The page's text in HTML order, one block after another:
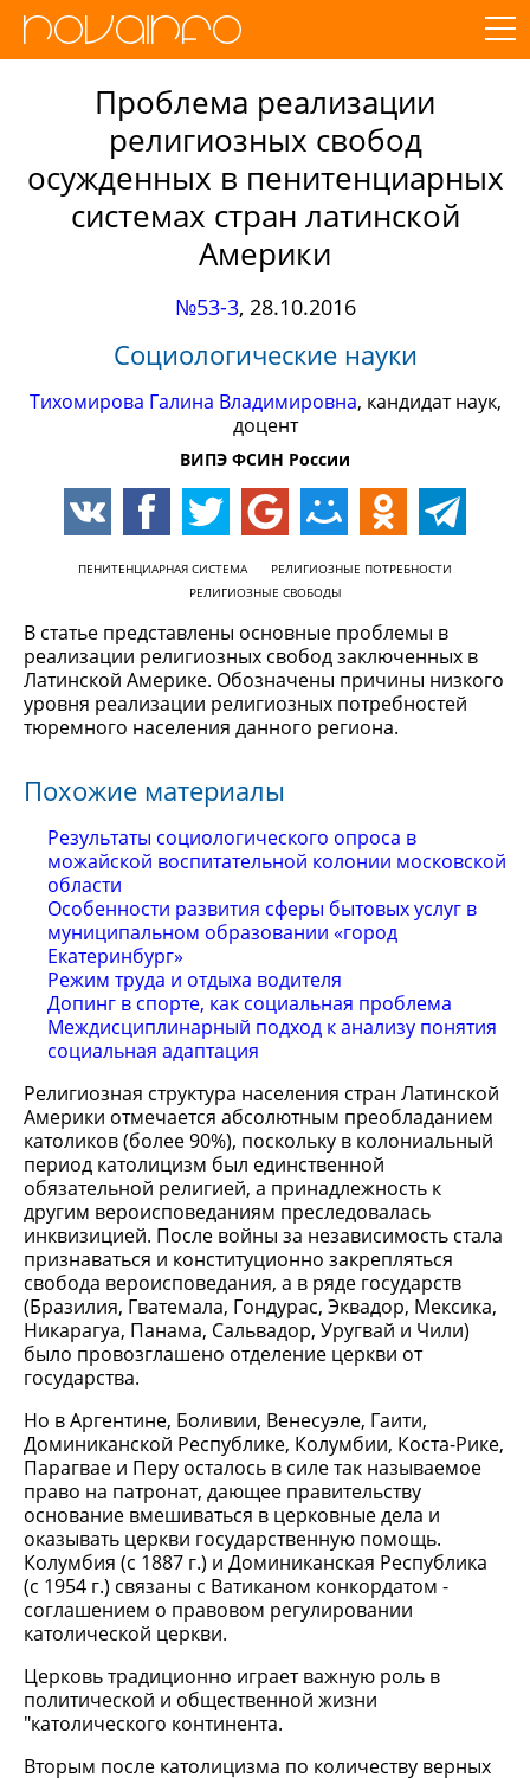
Проблема реализации
религиозных свобод
осужденных в пенитенциарных
системах стран латинской
Америки
№53-3, 28.10.2016
Социологические науки
Тихомирова Галина Владимировна, кандидат наук,
доцент
ВИПЭ ФСИН России
ПЕНИТЕНЦИАРНАЯ СИСТЕМА
РЕЛИГИОЗНЫЕ ПОТРЕБНОСТИ
РЕЛИГИОЗНЫЕ СВОБОДЫ
В статье представлены основные проблемы в
реализации религиозных свобод заключенных в
Латинской Америке. Обозначены причины низкого
уровня реализации религиозных потребностей
тюремного населения данного региона.
Похожие материалы
Результаты социологического опроса в
можайской воспитательной колонии московской
области
Особенности развития сферы бытовых услуг в
муниципальном образовании «город
Екатеринбург»
Режим труда и отдыха водителя
Допинг в спорте, как социальная проблема
Междисциплинарный подход к анализу понятия
социальная адаптация
Религиозная структура населения стран Латинской
Америки отмечается абсолютным преобладанием
католиков (более 90%), поскольку в колониальный
период католицизм был единственной
обязательной религией, а принадлежность к
другим вероисповеданиям преследовалась
инквизицией. После войны за независимость стала
признаваться и конституционно закрепляться
свобода вероисповедания, а в ряде государств
(Бразилия, Гватемала, Гондурас, Эквадор, Мексика,
Никарагуа, Панама, Сальвадор, Уругвай и Чили)
было провозглашено отделение церкви от
государства.
Но в Аргентине, Боливии, Венесуэле, Гаити,
Доминиканской Республике, Колумбии, Коста-Рике,
Парагвае и Перу осталось в силе так называемое
право на патронат, дающее правительству
основание вмешиваться в церковные дела и
оказывать церкви государственную помощь.
Колумбия (с 1887 г.) и Доминиканская Республика
(с 1954 г.) связаны с Ватиканом конкордатом -
соглашением о правовом регулировании
католической церкви.
Церковь традиционно играет важную роль в
политической и общественной жизни
"католического континента.
Вторым после католицизма по количеству верных